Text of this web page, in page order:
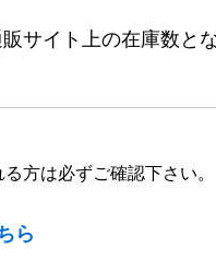
サイト上の在庫数と
方は必ずご確認下さい。
ら